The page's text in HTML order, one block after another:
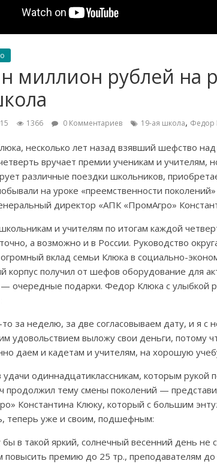
миллион рублей на
1366 0 Комментариев 19-ая школа, Федор
несколько лет назад взявший шефство над
вручает премии ученикам и учителям,
различные поездки школьников,
на уроке «преемственности
директор «АПК «ПромАгро»
и учителям по итогам каждой
а возможно и в России. Руководство
вклад семьи Клюка в социально-
корпус получил от шефов оборудование для
очередные подарки. Федор Клюка с улыбкой
за неделю, за две согласовываем дату, и я
удовольствием выложу свои деньги, потому
даем и кадетам и учителям, на хорошую
одиннадцатиклассникам, которым
продолжил тему смены поколений —
Константина Клюку, который с большим
теперь уже и своим, подшефным:
в такой яркий, солнечный весенний день не
повысить премию до 25 тр., преподавателям